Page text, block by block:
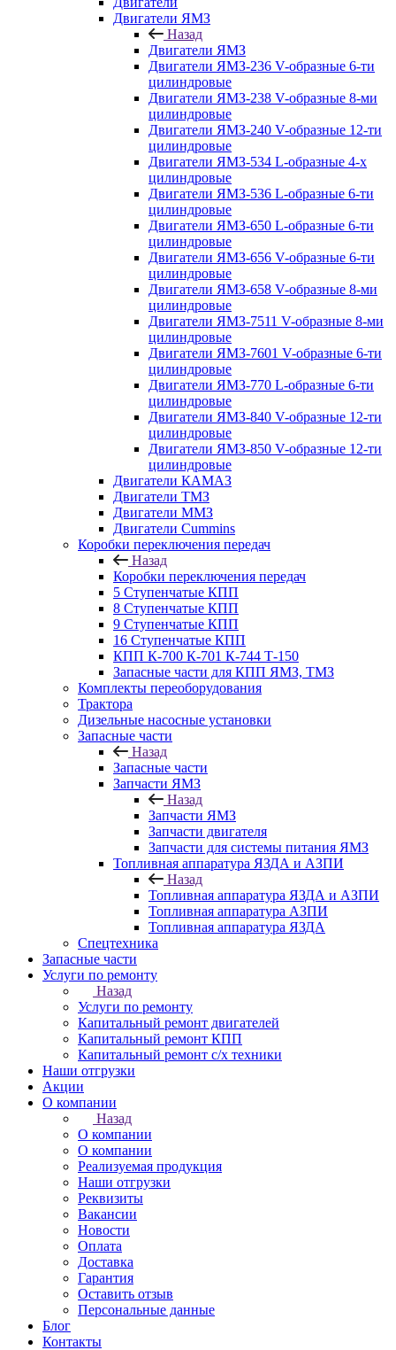
Двигатели ЯМЗ
Назад
Двигатели ЯМЗ
Двигатели ЯМЗ-236 V-образные 6-ти
цилиндровые
Двигатели ЯМЗ-238 V-образные 8-ми
цилиндровые
Двигатели ЯМЗ-240 V-образные 12-ти
цилиндровые
Двигатели ЯМЗ-534 L-образные 4-х
цилиндровые
Двигатели ЯМЗ-536 L-образные 6-ти
цилиндровые
Двигатели ЯМЗ-650 L-образные 6-ти
цилиндровые
Двигатели ЯМЗ-656 V-образные 6-ти
цилиндровые
Двигатели ЯМЗ-658 V-образные 8-ми
цилиндровые
Двигатели ЯМЗ-7511 V-образные 8-ми
цилиндровые
Двигатели ЯМЗ-7601 V-образные 6-ти
цилиндровые
Двигатели ЯМЗ-770 L-образные 6-ти
цилиндровые
Двигатели ЯМЗ-840 V-образные 12-ти
цилиндровые
Двигатели ЯМЗ-850 V-образные 12-ти
цилиндровые
Двигатели КАМАЗ
Двигатели ТМЗ
Двигатели ММЗ
Двигатели Cummins
Коробки переключения передач
Назад
Коробки переключения передач
5 Ступенчатые КПП
8 Ступенчатые КПП
9 Ступенчатые КПП
16 Ступенчатые КПП
КПП К-700 К-701 К-744 Т-150
Запасные части для КПП ЯМЗ, ТМЗ
Комплекты переоборудования
Трактора
Дизельные насосные установки
Запасные части
Назад
Запасные части
Запчасти ЯМЗ
Назад
Запчасти ЯМЗ
Запчасти двигателя
Запчасти для системы питания ЯМЗ
Топливная аппаратура ЯЗДА и АЗПИ
Назад
Топливная аппаратура ЯЗДА и АЗПИ
Топливная аппаратура АЗПИ
Топливная аппаратура ЯЗДА
Спецтехника
Запасные части
Услуги по ремонту
Назад
Услуги по ремонту
Капитальный ремонт двигателей
Капитальный ремонт КПП
Капитальный ремонт с/х техники
Наши отгрузки
Акции
О компании
Назад
О компании
О компании
Реализуемая продукция
Наши отгрузки
Реквизиты
Вакансии
Новости
Оплата
Доставка
Гарантия
Оставить отзыв
Персональные данные
Блог
Контакты